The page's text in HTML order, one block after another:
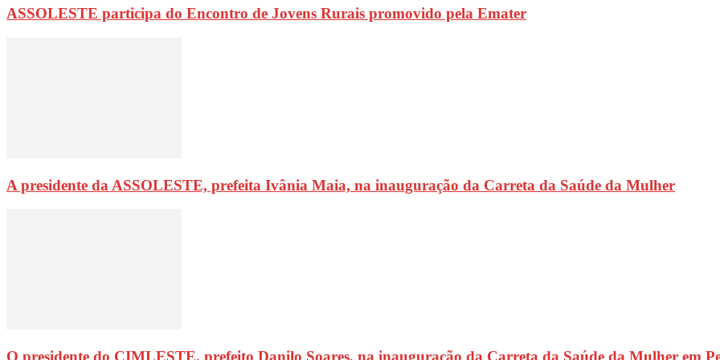
ASSOLESTE participa do Encontro de Jovens Rurais promovido pela Emater
A presidente da ASSOLESTE, prefeita Ivânia Maia, na inauguração da Carreta da Saúde da Mulher
O presidente do CIMLESTE, prefeito Danilo Soares, na inauguração da Carreta da Saúde da Mulher em